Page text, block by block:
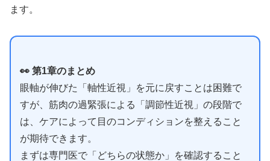
ます。
👀 第1章のまとめ
眼軸が伸びた「軸性近視」を元に戻すことは困難で
すが、筋肉の過緊張による「調節性近視」の段階で
は、ケアによって目のコンディションを整えること
が期待できます。
まずは専門医で「どちらの状態か」を確認すること